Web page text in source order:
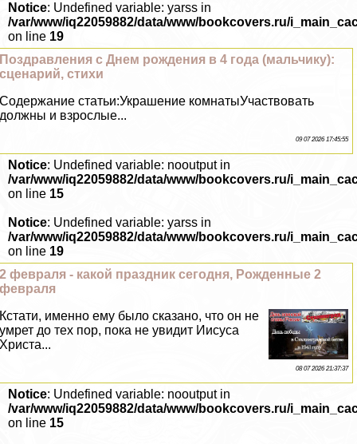
Notice: Undefined variable: yarss in
/var/www/iq22059882/data/www/bookcovers.ru/
on line 19
Поздравления с Днем рождения в 4 года (мальчику):
сценарий, стихи
Содержание статьи:Украшение комнатыУчаствовать
должны и взрослые...
09 07 2026 17:45:55
Notice: Undefined variable: nooutput in
/var/www/iq22059882/data/www/bookcovers.ru/
on line 15
Notice: Undefined variable: yarss in
/var/www/iq22059882/data/www/bookcovers.ru/
on line 19
2 февраля - какой праздник сегодня, Рожденные 2
февраля
Кстати, именно ему было сказано, что он не
умрет до тех пор, пока не увидит Иисуса
Христа...
08 07 2026 21:37:37
Notice: Undefined variable: nooutput in
/var/www/iq22059882/data/www/bookcovers.ru/
on line 15